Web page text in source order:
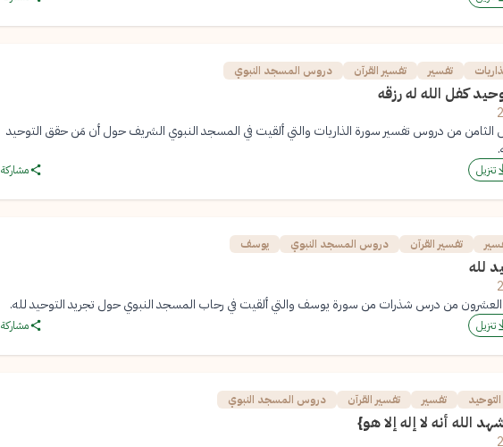
تفسير تفسير القرآن دروس المسجد النبوي
كفل الله له رزقه
الثامن من دروس تفسير سورة الذاريات والتي ألقيت في المسجد النبوي الشريف حول أن مَن حقق التوحيد
تنزيل مشاركة
تفسير القرآن دروس المسجد النبوي يوسف
لله
والعشرون من درس شذرات من سورة يوسف والتي ألقيت في رحاب المسجد النبوي حول تجريد التوحيد لله.
تنزيل مشاركة
التوحيد تفسير تفسير القرآن دروس المسجد النبوي
الله أنه لا إله إلا هو}